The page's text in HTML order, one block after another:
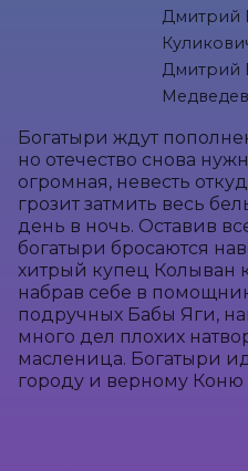
Дмитрий
Дмитрий
Богатыри ждут
но отечество снова
огромная, невесть
грозит затмить весь
день в ночь. Оставив
богатыри бросаются
хитрый купец Колыван
набрав себе в
подручных Бабы Яги,
много дел плохих
масленица. Богатыри
городу и верному